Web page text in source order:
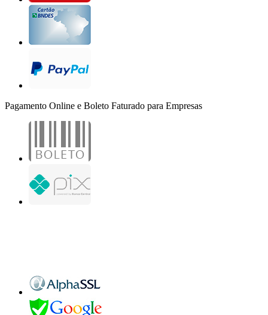
Pagamento Online e Boleto Faturado para Empresas